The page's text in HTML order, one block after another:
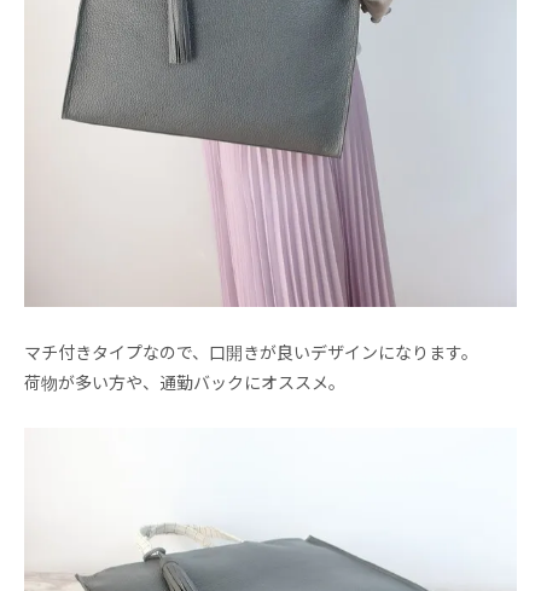
マチ付きタイプなので、口開きが良いデザインになります。
荷物が多い方や、通勤バックにオススメ。